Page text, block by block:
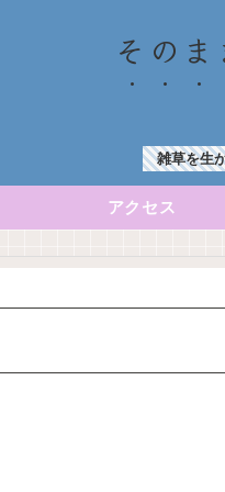
その
雑草を生
アクセス